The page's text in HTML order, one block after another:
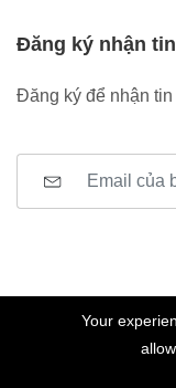
Đăng ký nhận tin
Đăng ký để nhận
©2023
Your